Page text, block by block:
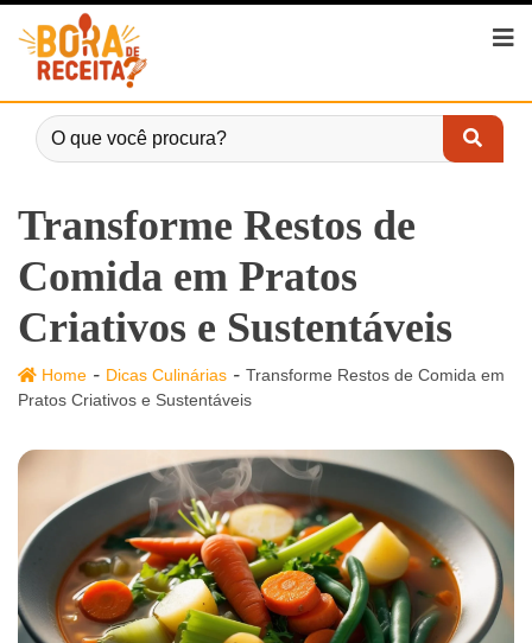
Transforme Restos de
Comida em Pratos
Criativos e Sustentáveis
Home - Dicas Culinárias - Transforme Restos de Comida em
Pratos Criativos e Sustentáveis